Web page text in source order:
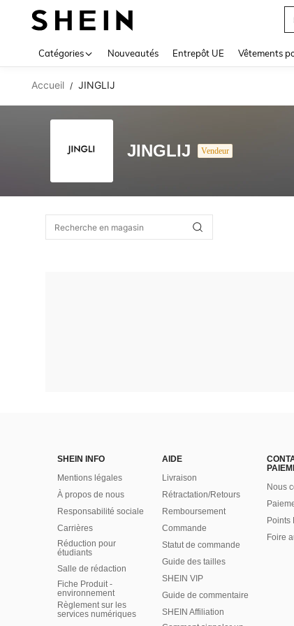
Catégories Nouveautés Entrepôt UE Vêtements
Accueil / JINGLIJ
JINGLIJ Vendeur
SHEIN INFO
Mentions légales
À propos de nous
Responsabilité sociale
Carrières
Réduction pour
étudiants
Salle de rédaction
Fiche Produit -
environnement
Règlement sur les
services numériques
AIDE
Livraison
Rétractation/Retours
Remboursement
Commande
Statut de commande
Guide des tailles
SHEIN VIP
Guide de commentaire
SHEIN Affiliation
Nous
Points
Foire